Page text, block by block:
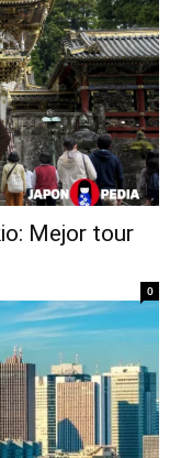
Mejor tour
0